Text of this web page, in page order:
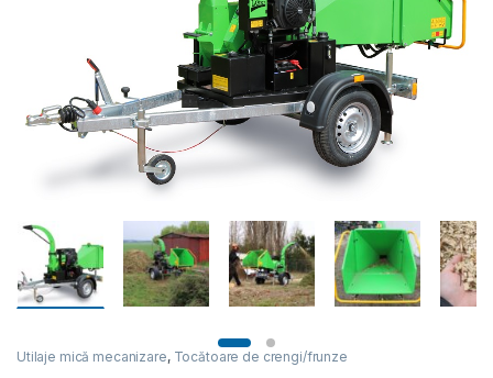
Utilaje mică mecanizare, Tocătoare de crengi/frunze